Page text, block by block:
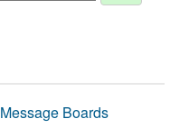
Message Boards